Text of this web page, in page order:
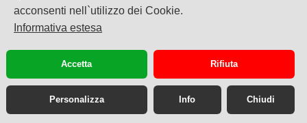
acconsenti nell`utilizzo dei Cookie.
Informativa estesa
Accetta Rifiuta
Personalizza Info Chiudi
37138 Verona
TEL. +39 045 575888
P.Iva 03992340236